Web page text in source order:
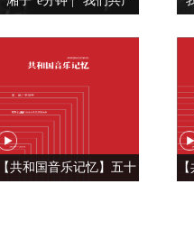
【共和国音乐记忆】五十